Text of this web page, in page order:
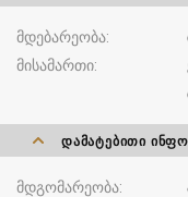
მდებარეობა
მისამართი
ᲓᲐᲛᲐᲢᲔᲑᲘᲗᲘ
მდგომარეობა